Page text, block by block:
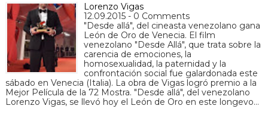
Lorenzo Vigas
12.09.2015 - 0 Comments
"Desde allá", del cineasta venezolano gana
León de Oro de Venecia. El film
venezolano "Desde Allá", que trata sobre la
carencia de emociones, la
homosexualidad, la paternidad y la
confrontación social fue galardonada este
sábado en Venecia (Italia). La obra de Vigas logró premio a la
Mejor Película de la 72 Mostra. "Desde allá", del venezolano
Lorenzo Vigas, se llevó hoy el León de Oro en este longevo…